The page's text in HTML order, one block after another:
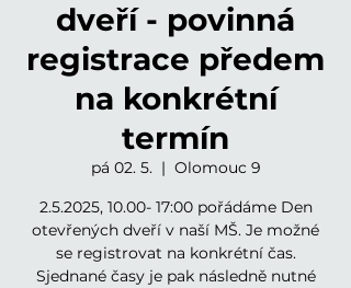
dveří - povinná
registrace předem
na konkrétní
termín
pá 02. 5.
  |
Olomouc 9
2.5.2025, 10.00- 17:00 pořádáme Den
otevřených dveří v naší MŠ. Je možné
se registrovat na konkrétní čas.
Sjednané časy je pak následně nutné